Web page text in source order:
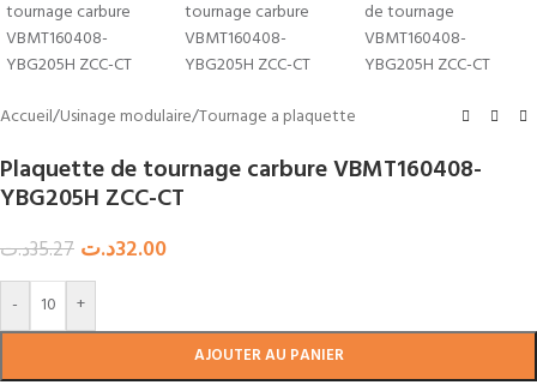
Accueil/Usinage modulaire/Tournage a plaquette
Plaquette de tournage carbure VBMT160408-
YBG205H ZCC-CT
35.27د.ت 32.00د.ت
- +
AJOUTER AU PANIER